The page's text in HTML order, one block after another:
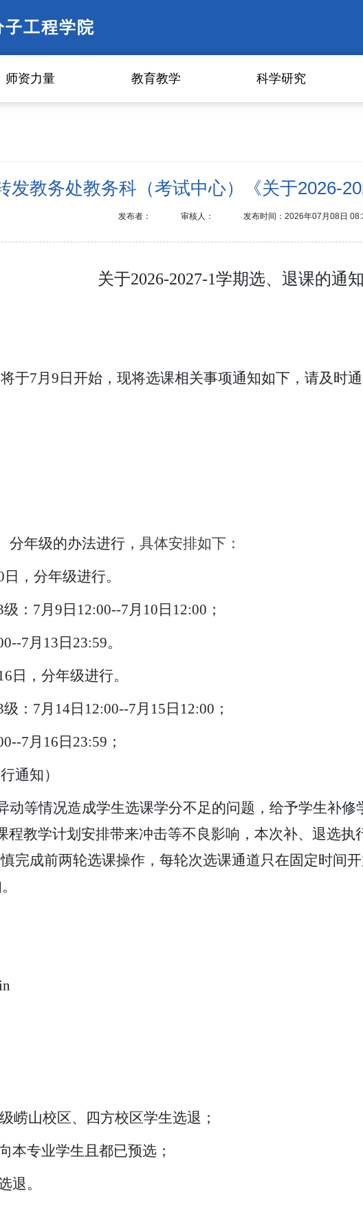
子工程学院
师资力量 教育教学 科学研究
发教务处教务科（考试中心）《关于2026-
发布者： 审核人： 发布时间：2026年07月08日
关于2026-2027-1学期选、退课的通知
于7月9日开始，现将选课相关事项通知如下，请及时
分年级的办法进行， 具体安排如下：
，分年级进行。
：7月9日12:00--7月10日12:00；
7月13日23:59。
日，分年级进行。
：7月14日12:00--7月15日12:00；
7月16日23:59；
通知）
动等情况造成学生选课学分不足的问题，给予学生补修
程教学计划安排带来冲击等不良影响，本次补、 退选执
完成前两轮选课操作，每轮次选课通道只在固定时间
崂山校区、四方校区学生选退；
本专业学生且都已预选；
退。